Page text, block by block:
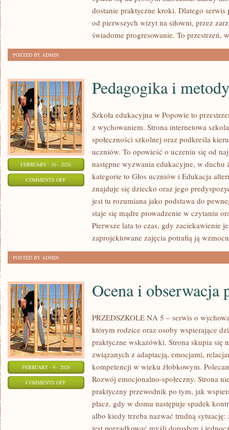
dostanie praktyczne kroki. Dlatego
od pierwszych wizyt na siłowni, przez
świadome progresowanie. To przestrzeń,
POSTED BY ADMIN
FEBRUARY - 10 - 2026
COMMENTS OFFON
PEDAGOGIKA
METODYKA
Pedagogika i
Szkoła edukacyjna w Popowie to
z wychowaniem. Strona internetowa
społeczności szkolnej oraz podkreśla
uczniów. To opowieść o uczeniu się od
następne wyzwania edukacyjne, w
kategorie to Głos uczniów i Edukacja
znajduje się dziecko oraz jego
jest tu rozumiana jako podstawa do
staje się mądre prowadzenie w czytaniu
Pierwsze lata to czas, gdy zaciekawienie
zaprojektowane zajęcia potrafią ją
POSTED BY ADMIN
FEBRUARY - 9 - 2026
COMMENTS OFFON
OBSERWACJA
Ocena i obserwacja
PRZEDSZKOLE NA 5 – serwis o
którym rodzice oraz osoby wspierające
praktyczne wskazówki. Strona skupia się
związanych z adaptacją, emocjami,
kompetencji w wieku żłobkowym.
Rozwój emocjonalno-społeczny. Strona
praktyczny przewodnik po tym, jak
płacz, gdy w domu następuje spadek
albo kiedy trzeba nazwać trudną
jest porządkować myśli dorosłym i